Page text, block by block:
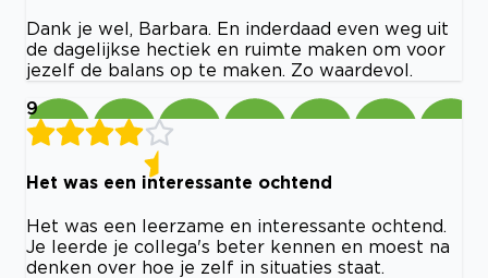
Dank je wel, Barbara. En inderdaad even weg uit
de dagelijkse hectiek en ruimte maken om voor
jezelf de balans op te maken. Zo waardevol.
9
Het was een interessante ochtend
Het was een leerzame en interessante ochtend.
Je leerde je collega's beter kennen en moest na
denken over hoe je zelf in situaties staat.